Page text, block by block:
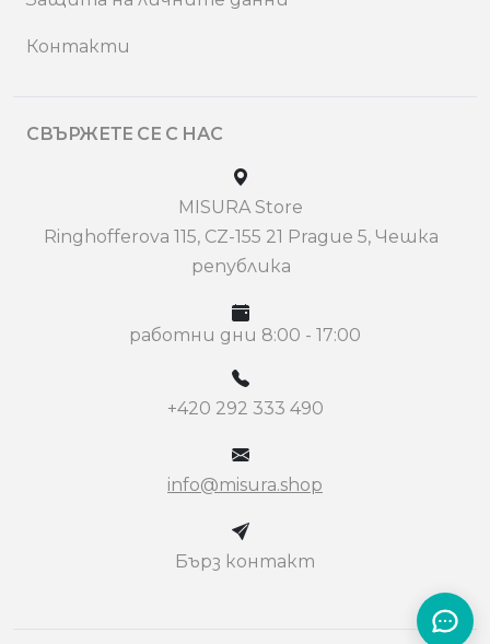
Контакти
СВЪРЖЕТЕ СЕ С НАС
MISURA Store
Ringhofferova 115, CZ-155 21 Prague 5, Чешка
република
работни дни 8:00 - 17:00
+420 292 333 490
info@misura.shop
Бърз контакт